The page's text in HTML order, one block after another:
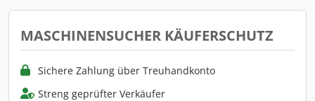
MASCHINENSUCHER KÄUFERSCHUTZ
Sichere Zahlung über Treuhandkonto
Streng geprüfter Verkäufer